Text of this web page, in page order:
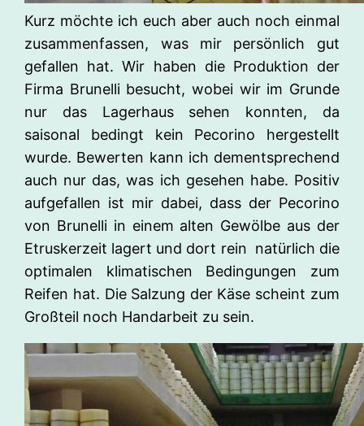
Kurz möchte ich euch aber auch noch einmal
zusammenfassen, was mir persönlich gut
gefallen hat. Wir haben die Produktion der
Firma Brunelli besucht, wobei wir im Grunde
nur das Lagerhaus sehen konnten, da
saisonal bedingt kein Pecorino hergestellt
wurde. Bewerten kann ich dementsprechend
auch nur das, was ich gesehen habe. Positiv
aufgefallen ist mir dabei, dass der Pecorino
von Brunelli in einem alten Gewölbe aus der
Etruskerzeit lagert und dort rein natürlich die
optimalen klimatischen Bedingungen zum
Reifen hat. Die Salzung der Käse scheint zum
Großteil noch Handarbeit zu sein.